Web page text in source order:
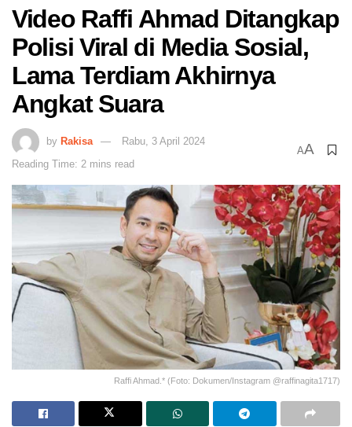
Video Raffi Ahmad Ditangkap
Polisi Viral di Media Sosial,
Lama Terdiam Akhirnya
Angkat Suara
by Rakisa
Rabu, 3 April 2024
Reading Time: 2 mins read
AA
Raffi Ahmad.* (Foto: Dokumen/Instagram @raffinagita1717)